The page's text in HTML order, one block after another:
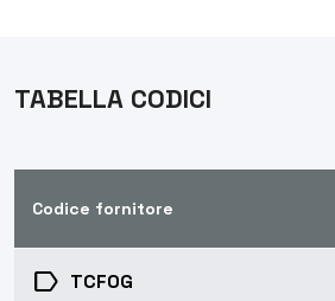
TABELLA CODICI
Codice fornitore
label TCF0G